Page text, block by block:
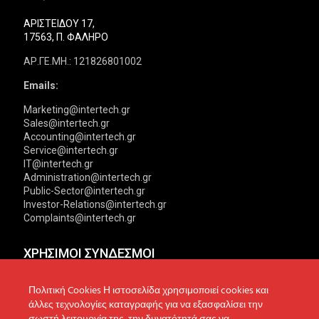
ΑΡΙΣΤΕΙΔΟΥ 17,
17563, Π. ΦΑΛΗΡΟ
ΑΡ.ΓΕ.ΜΗ.: 121826801002
Emails:
Marketing@intertech.gr
Sales@intertech.gr
Accounting@intertech.gr
Service@intertech.gr
IT@intertech.gr
Administration@intertech.gr
Public-Sector@intertech.gr
Investor-Relations@intertech.gr
Complaints@intertech.gr
ΧΡΗΣΙΜΟΙ ΣΥΝΔΕΣΜΟΙ
Αντιπροσωπείες
Δίκτυο συνεργατών
Πολιτική Απορρήτου
Πολιτική Cookies
Πολιτική Cookies Η ιστοσελίδα χρησιμοποιεί cookies και
άλλες τεχνολογίες καταγραφής για να εξασφαλίσει την